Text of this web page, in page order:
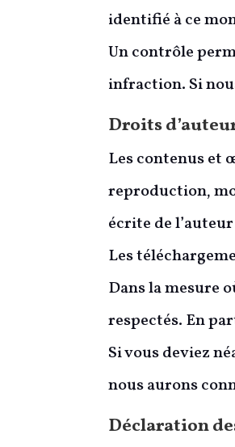
identifié à ce
Un contrôle
infraction. Si
Droits
Les contenus et
reproduction,
écrite de
Les
Dans la mesure
respectés. En
Si vous deviez
nous aurons
Déclaration